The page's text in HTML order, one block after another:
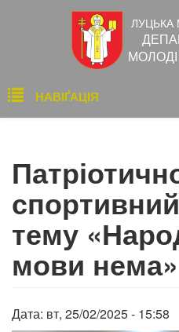
ЛУЦЬКА
Основна
навіґація
НАВІҐАЦІЯ
тему
мови нема»
Дата: вт, 25/02/2025 - 15:58